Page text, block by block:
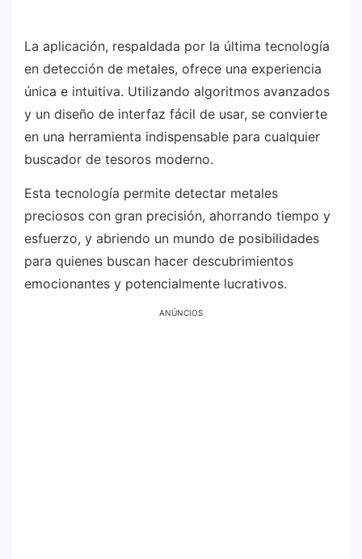
La aplicación, respaldada por la última tecnología
en detección de metales, ofrece una experiencia
única e intuitiva. Utilizando algoritmos avanzados
y un diseño de interfaz fácil de usar, se convierte
en una herramienta indispensable para cualquier
buscador de tesoros moderno.
Esta tecnología permite detectar metales
preciosos con gran precisión, ahorrando tiempo y
esfuerzo, y abriendo un mundo de posibilidades
para quienes buscan hacer descubrimientos
emocionantes y potencialmente lucrativos.
ANÚNCIOS